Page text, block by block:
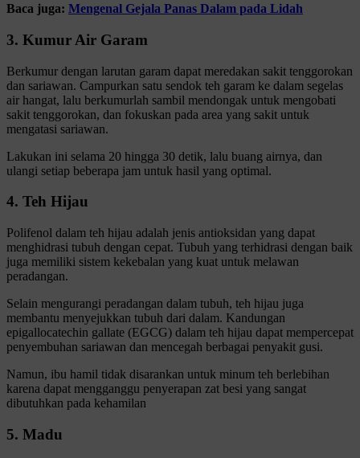
Baca juga: Mengenal Gejala Panas Dalam pada Lidah
3. Kumur Air Garam
Berkumur dengan larutan garam dapat meredakan sakit tenggorokan
dan sariawan. Campurkan satu sendok teh garam ke dalam segelas
air hangat, lalu berkumurlah sambil mendongak untuk mengobati
sakit tenggorokan, dan fokuskan pada area yang sakit untuk
mengatasi sariawan.
Lakukan ini selama 20 hingga 30 detik, lalu buang airnya, dan
ulangi setiap beberapa jam untuk hasil yang optimal.
4. Teh Hijau
Polifenol dalam teh hijau adalah jenis antioksidan yang dapat
menghidrasi tubuh dengan cepat. Tubuh yang terhidrasi dengan baik
juga memiliki sistem kekebalan yang kuat untuk melawan
peradangan.
Selain mengurangi peradangan dalam tubuh, teh hijau juga
membantu menyejukkan tubuh dari dalam. Kandungan
epigallocatechin gallate (EGCG) dalam teh hijau dapat mempercepat
penyembuhan sariawan dan mencegah berbagai penyakit gusi.
Namun, ibu hamil tidak disarankan untuk minum teh berlebihan
karena dapat mengganggu penyerapan zat besi yang sangat
dibutuhkan pada kehamilan
5. Madu